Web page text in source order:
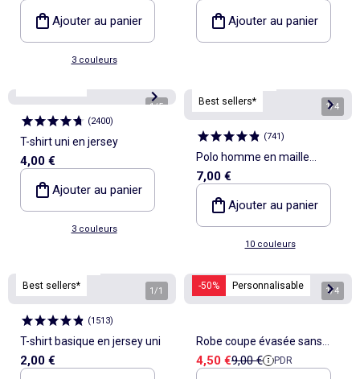
Ajouter au panier
3 couleurs
Ajouter au panier
Personnalisable
1/5
(2400)
T-shirt uni en jersey
4,00 €
Ajouter au panier
3 couleurs
Best sellers*
1/4
(741)
Polo homme en maille
piquée uni
7,00 €
Ajouter au panier
10 couleurs
Best sellers*
1 /1
(1513)
T-shirt basique en jersey uni
2,00 €
-50% Personnalisable 1/4
Robe coupe évasée sans
manches
Prix de vente
4,50 €Prix de référence
9,00 € PDR